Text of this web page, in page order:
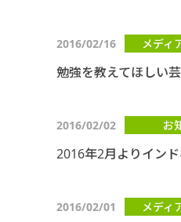
2016/02/16 メディ
勉強を教えてほしい
2016/02/02 お
2016年2月よりイン
2016/02/01 メディ